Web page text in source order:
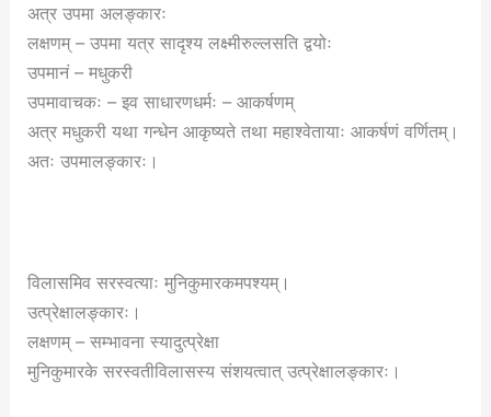
अत्र उपमा अलङ्कारः
लक्षणम् – उपमा यत्र सादृश्य लक्ष्मीरुल्लसति द्वयोः
उपमानं – मधुकरी
उपमावाचकः – इव साधारणधर्मः – आकर्षणम्
अत्र मधुकरी यथा गन्धेन आकृष्यते तथा महाश्वेतायाः आकर्षणं वर्णितम्।
अतः उपमालङ्कारः।
विलासमिव सरस्वत्याः मुनिकुमारकमपश्यम्।
उत्प्रेक्षालङ्कारः।
लक्षणम् – सम्भावना स्यादुत्प्रेक्षा
मुनिकुमारके सरस्वतीविलासस्य संशयत्वात् उत्प्रेक्षालङ्कारः।